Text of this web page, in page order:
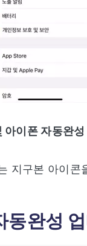
이폰 자동완성
지구본 아이
동완성